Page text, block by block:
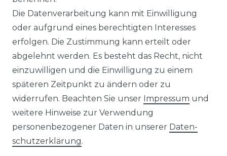
KONTAKT
Unsere Zahlungsmöglichkeiten
Wir versenden mit
Die Datenverarbeitung kann mit Einwilligung
oder aufgrund eines berechtigten Interesses
erfolgen. Die Zustimmung kann erteilt oder
abgelehnt werden. Es besteht das Recht, nicht
einzuwilligen und die Einwilligung zu einem
späteren Zeitpunkt zu ändern oder zu
widerrufen. Beachten Sie unser Impressum und
weitere Hinweise zur Verwendung
personenbezogener Daten in unserer Daten­
schutz­erklärung.